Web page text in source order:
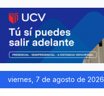
viernes, 7 de agosto de 2026